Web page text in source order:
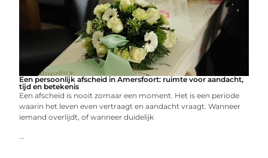
Een persoonlijk afscheid in Amersfoort: ruimte voor aandacht,
tijd en betekenis
Een afscheid is nooit zomaar een moment. Het is een periode
waarin het leven even vertraagt en aandacht vraagt. Wanneer
iemand overlijdt, of wanneer duidelijk
...